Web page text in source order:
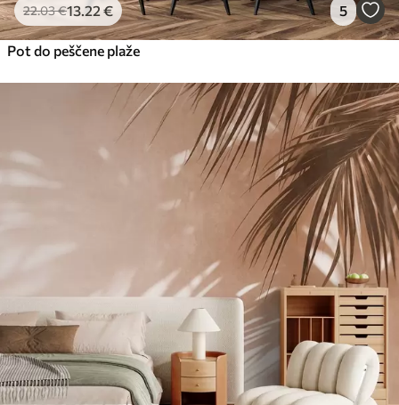
22.03€13 .22 € 5
Pot do peščene plaže